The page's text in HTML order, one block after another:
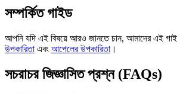
সম্পর্কিত গাইড
আপনি যদি এই বিষয়ে আরও জানতে চান, আমাদের এই
উপকারিতা এবং আপেলের উপকারিতা ।
সচরাচর জিজ্ঞাসিত প্রশ্ন (FAQs)